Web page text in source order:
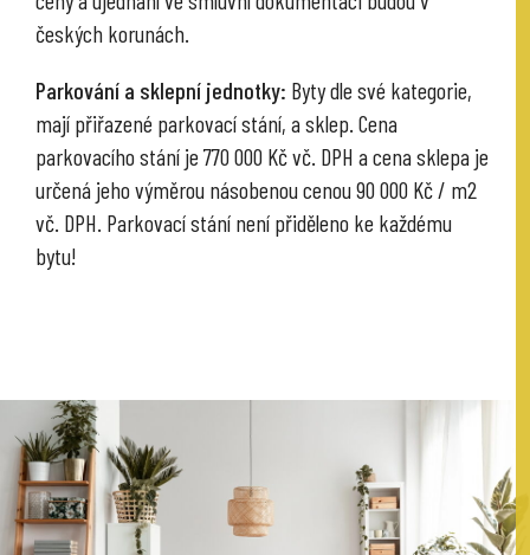
českých korunách.
Parkování a sklepní jednotky: Byty dle své kategorie,
mají přiřazené parkovací stání, a sklep. Cena
parkovacího stání je 770 000 Kč vč. DPH a cena sklepa je
určená jeho výměrou násobenou cenou 90 000 Kč / m2
vč. DPH. Parkovací stání není přiděleno ke každému
bytu!